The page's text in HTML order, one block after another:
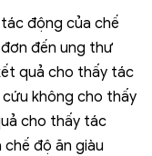
động của chế
đến ung thư
quả cho thấy tác
không cho thấy
cho thấy tác
độ ăn giàu